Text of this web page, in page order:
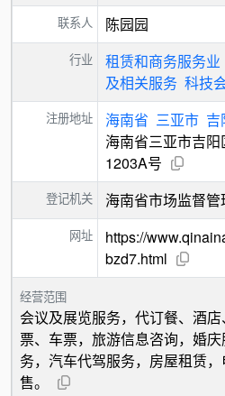
联系人 陈园园
行业 租赁和商务服务业
及相关服务 科技
注册地址 海南省 三亚市 吉
海南省三亚市吉
1203A号
登记机关 海南省市场监督管
网址
https://
bzd7.html
经营范围
会议及展览服务，代订餐、酒
票、车票，旅游信息咨询，婚
务，汽车代驾服务，房屋租赁
售。